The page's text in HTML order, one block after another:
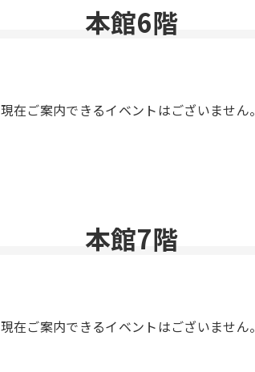
本館6階
現在ご案内できるイベントはございません。
本館7階
現在ご案内できるイベントはございません。